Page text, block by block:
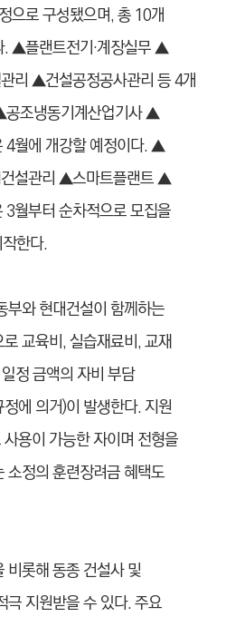
으로 구성됐으며, 총 10개
. ▲플랜트전기·계장실무 ▲
리 ▲건설공정공사관리 등 4개
조냉동기계산업기사 ▲
4월에 개강할 예정이다. ▲
설관리 ▲스마트플랜트 ▲
월부터 순차적으로 모집을
한다.
부와 현대건설이 함께하는
교육비, 실습재료비, 교재
정 금액의 자비 부담
에 의거)이 발생한다. 지원
용이 가능한 자이며 전형을
소정의 훈련장려금 혜택도
비롯해 동종 건설사 및
극 지원받을 수 있다. 주요